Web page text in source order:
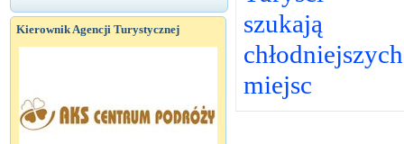
Kierownik Agencji Turystycznej
szukają
chłodniejszych
miejsc